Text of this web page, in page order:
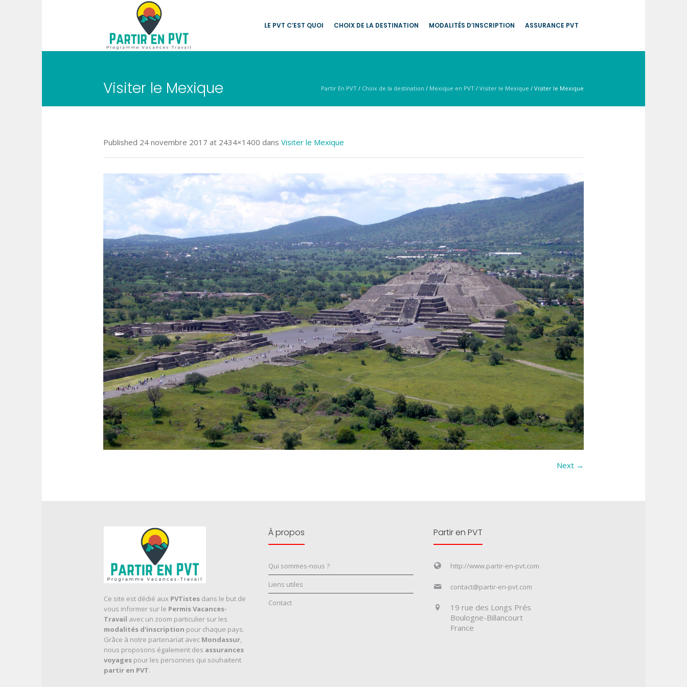
LE PVT C’EST QUOI CHOIX DE LA DESTINATION MODALITÉS D’INSCRIPTION ASSURANCE PVT
Visiter le Mexique Partir En PVT / Choix de la destination / Mexique en PVT / Visiter le Mexique / Visiter le Mexique
Published 24 novembre 2017 at 2434×1400 dans Visiter le Mexique
Next →
Ce site est dédié aux PVTistesdans le but de
vous informer sur le Permis Vacances-
Travail avec un zoom particulier sur les
modalités d'inscription pour chaque pays.
Grâce à notre partenariat avec Mondassur,
nous proposons également des assurances
voyagespour les personnes qui souhaitent
partir en PVT.
À propos
Qui sommes-nous ?
Liens utiles
Contact
Partir en PVT
http://www.partir-en-pvt.com
contact@partir-en-pvt.com
19 rue des Longs Prés
Boulogne-Billancourt
France